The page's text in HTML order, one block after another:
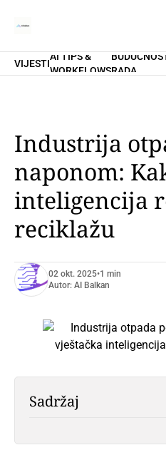
Home
PRETPLATI SE
VIJESTI
AI TIPS &
WORKFLOWSRADA
Industrija
naponom:
inteligencija
reciklažu
02 okt. 2025•1 min
Autor: AI Balkan
Sadržaj